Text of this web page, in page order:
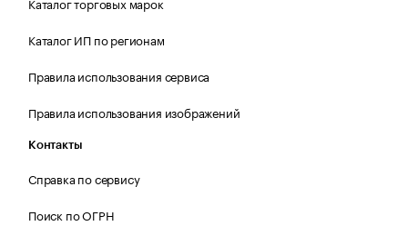
Каталог ИП по регионам
Правила использования сервиса
Правила использования изображений
Контакты
Справка по сервису
Поиск по ОГРН